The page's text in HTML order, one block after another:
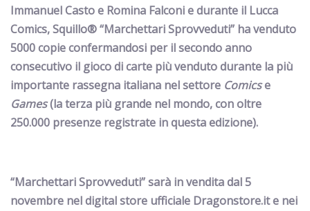
Immanuel Casto e Romina Falconi e durante il Lucca
Comics,Squillo® “Marchettari Sprovveduti” ha venduto
5000 copieconfermandosi per il secondo anno
consecutivo il gioco di carte più venduto durante la più
importante rassegna italiana nel settore Comicse
Games(la terza più grande nel mondo, con oltre
250.000 presenze registrate in questa edizione).
“Marchettari Sprovveduti” sarà in vendita dal 5
novembre nel digital store ufficiale Dragonstore.it e nei